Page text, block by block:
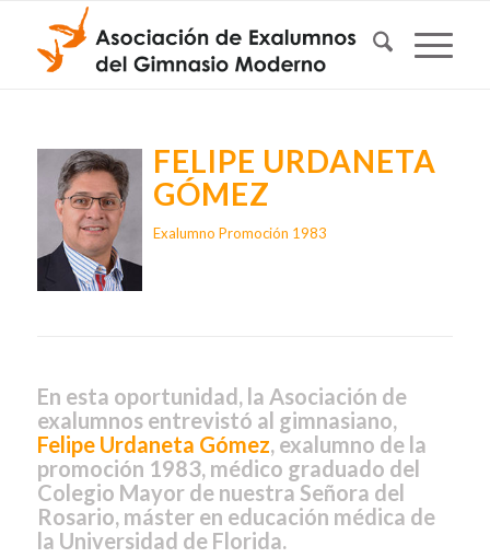
FELIPE URDANETA
GÓMEZ
Exalumno Promoción 1983
En esta oportunidad, la Asociación de
exalumnos entrevistó al gimnasiano,
Felipe Urdaneta Gómez, exalumno de la
promoción 1983, médico graduado del
Colegio Mayor de nuestra Señora del
Rosario, máster en educación médica de
la Universidad de Florida.